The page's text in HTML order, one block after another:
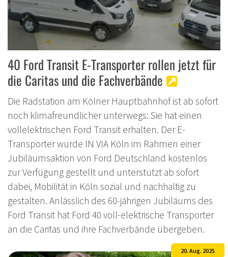
40 Ford Transit E-Transporter rollen jetzt für
die Caritas und die Fachverbände
Die Radstation am Kölner Hauptbahnhof ist ab sofort
noch klimafreundlicher unterwegs: Sie hat einen
vollelektrischen Ford Transit erhalten. Der E-
Transporter wurde IN VIA Köln im Rahmen einer
Jubiläumsaktion von Ford Deutschland kostenlos
zur Verfügung gestellt und unterstützt ab sofort
dabei, Mobilität in Köln sozial und nachhaltig zu
gestalten. Anlässlich des 60-jährigen Jubiläums des
Ford Transit hat Ford 40 voll-elektrische Transporter
an die Caritas und ihre Fachverbände übergeben.
20. Aug. 2025